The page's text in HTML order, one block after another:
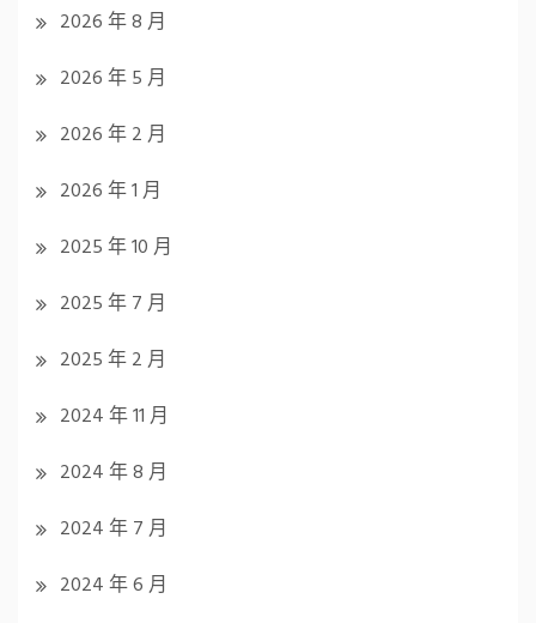
2026 年 8 月
2026 年 5 月
2026 年 2 月
2026 年 1 月
2025 年 10 月
2025 年 7 月
2025 年 2 月
2024 年 11 月
2024 年 8 月
2024 年 7 月
2024 年 6 月